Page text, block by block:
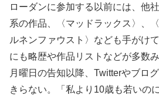
ローダンに参加する以前には、他
系の作品、〈マッドラックス〉、
ルネンファウスト〉なども手がけ
にも略歴や作品リストなどが多数み
月曜日の告知以降、Twitterやブロ
きらない。「私より10歳も若いの